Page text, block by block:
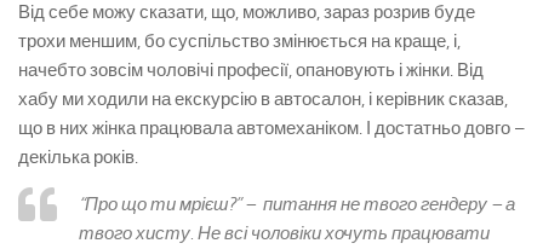
Від себе можу сказати, що, можливо, зараз розрив буде
трохи меншим, бо суспільство змінюється на краще, і,
начебто зовсім чоловічі професії, опановують і жінки. Від
хабу ми ходили на екскурсію в автосалон, і керівник сказав,
що в них жінка працювала автомеханіком. І достатньо довго –
декілька років.
“Про що ти мрієш?” – питання не твого гендеру – а
твого хисту. Не всі чоловіки хочуть працювати